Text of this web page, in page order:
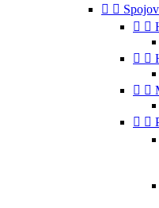
 
 
 
 
 